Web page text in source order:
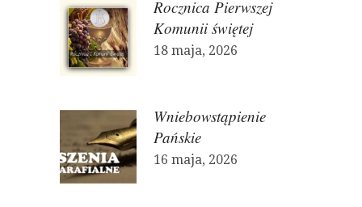
Rocznica Pierwszej
Komunii świętej
18 maja, 2026
Wniebowstąpienie
Pańskie
16 maja, 2026